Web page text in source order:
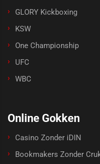
GLORY Kickboxing
KSW
One Championship
UFC
WBC
Online Gokken
Casino Zonder iDIN
Bookmakers Zonder